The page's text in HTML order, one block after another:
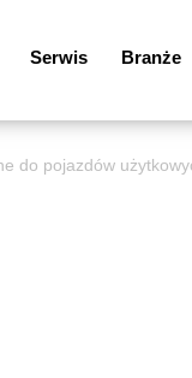
Serwis Branże
do pojazdów